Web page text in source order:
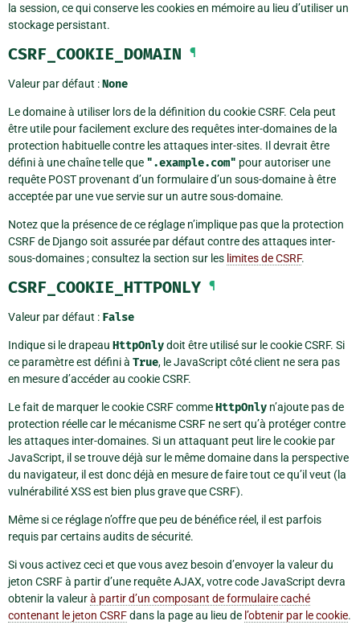
la session, ce qui conserve les cookies en mémoire au lieu d’utiliser un
stockage persistant.
CSRF_COOKIE_DOMAIN ¶
Valeur par défaut :None
Le domaine à utiliser lors de la définition du cookie CSRF. Cela peut
être utile pour facilement exclure des requêtes inter-domaines de la
protection habituelle contre les attaques inter-sites. Il devrait être
défini à une chaîne telle que ".example.com" pour autoriser une
requête POST provenant d’un formulaire d’un sous-domaine à être
acceptée par une vue servie sur un autre sous-domaine.
Notez que la présence de ce réglage n’implique pas que la protection
CSRF de Django soit assurée par défaut contre des attaques inter-
sous-domaines ; consultez la section sur les limites de CSRF.
CSRF_COOKIE_HTTPONLY ¶
Valeur par défaut : False
Indique si le drapeau HttpOnlydoit être utilisé sur le cookie CSRF. Si
ce paramètre est défini à True, le JavaScript côté client ne sera pas
en mesure d’accéder au cookie CSRF.
Le fait de marquer le cookie CSRF commeHttpOnly n’ajoute pas de
protection réelle car le mécanisme CSRF ne sert qu’à protéger contre
les attaques inter-domaines. Si un attaquant peut lire le cookie par
JavaScript, il se trouve déjà sur le même domaine dans la perspective
du navigateur, il est donc déjà en mesure de faire tout ce qu’il veut (la
vulnérabilité XSS est bien plus grave que CSRF).
Même si ce réglage n’offre que peu de bénéfice réel, il est parfois
requis par certains audits de sécurité.
Si vous activez ceci et que vous avez besoin d’envoyer la valeur du
jeton CSRF à partir d’une requête AJAX, votre code JavaScript devra
obtenir la valeurà partir d’un composant de formulaire caché
contenant le jeton CSRFdans la page au lieu de l’obtenir par le cookie.